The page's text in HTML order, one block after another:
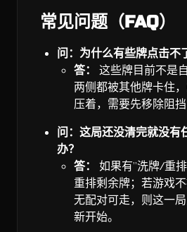
常见问题（FAQ）
问：为什么有些牌点击不
答：
这些牌目前不是
两侧都被其他牌卡住
压着，需要先移除阻挡
问：这局还没清完就没有
办？
答：
如果有”洗牌/重
重排剩余牌；若游戏
无配对可走，则这一
新开始。